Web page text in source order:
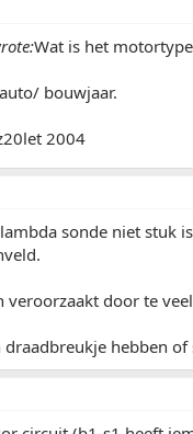
Wat is het
bouwjaar.
2004
sonde niet stuk
veroorzaakt door te
draadbreukje hebben of